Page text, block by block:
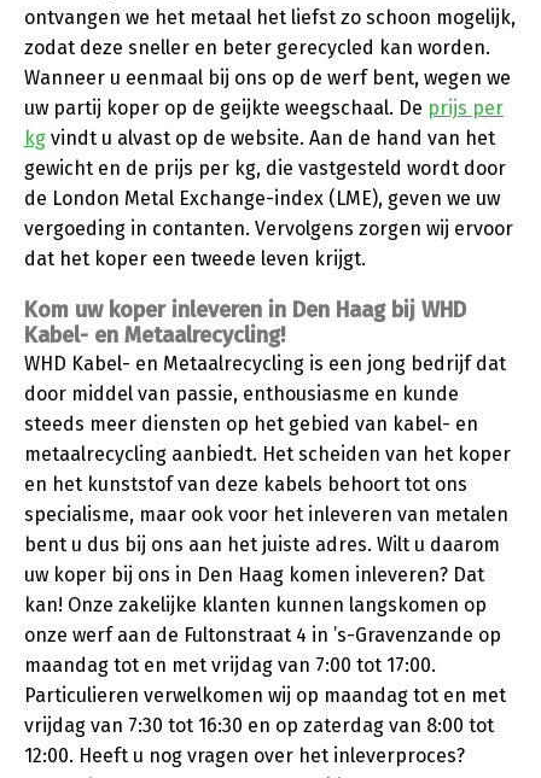
ontvangen we het metaal het liefst zo schoon mogelijk,
zodat deze sneller en beter gerecycled kan worden.
Wanneer u eenmaal bij ons op de werf bent, wegen we
uw partij koper op de geijkte weegschaal. De prijs per
kg vindt u alvast op de website. Aan de hand van het
gewicht en de prijs per kg, die vastgesteld wordt door
de London Metal Exchange-index (LME), geven we uw
vergoeding in contanten. Vervolgens zorgen wij ervoor
dat het koper een tweede leven krijgt.
Kom uw koper inleveren in Den Haag bij WHD
Kabel- en Metaalrecycling!
WHD Kabel- en Metaalrecycling is een jong bedrijf dat
door middel van passie, enthousiasme en kunde
steeds meer diensten op het gebied van kabel- en
metaalrecycling aanbiedt. Het scheiden van het koper
en het kunststof van deze kabels behoort tot ons
specialisme, maar ook voor het inleveren van metalen
bent u dus bij ons aan het juiste adres. Wilt u daarom
uw koper bij ons in Den Haag komen inleveren? Dat
kan! Onze zakelijke klanten kunnen langskomen op
onze werf aan de Fultonstraat 4 in ’s-Gravenzande op
maandag tot en met vrijdag van 7:00 tot 17:00.
Particulieren verwelkomen wij op maandag tot en met
vrijdag van 7:30 tot 16:30 en op zaterdag van 8:00 tot
12:00. Heeft u nog vragen over het inleverproces?